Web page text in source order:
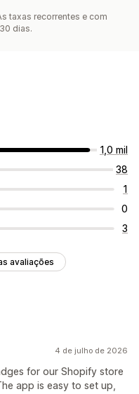
taxas recorrentes e com
dias.
1,0 mil
38
1
0
3
avaliações
4 de julho de 2026
for our Shopify store
app is easy to set up,